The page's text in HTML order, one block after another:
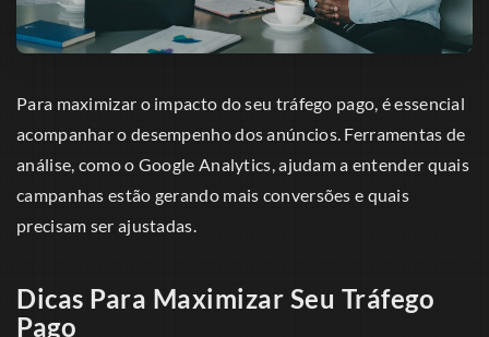
Para maximizar o impacto do seu tráfego pago, é essencial
acompanhar o desempenho dos anúncios. Ferramentas de
análise, como o Google Analytics, ajudam a entender quais
campanhas estão gerando mais conversões e quais
precisam ser ajustadas.
Dicas Para Maximizar Seu Tráfego
Pago